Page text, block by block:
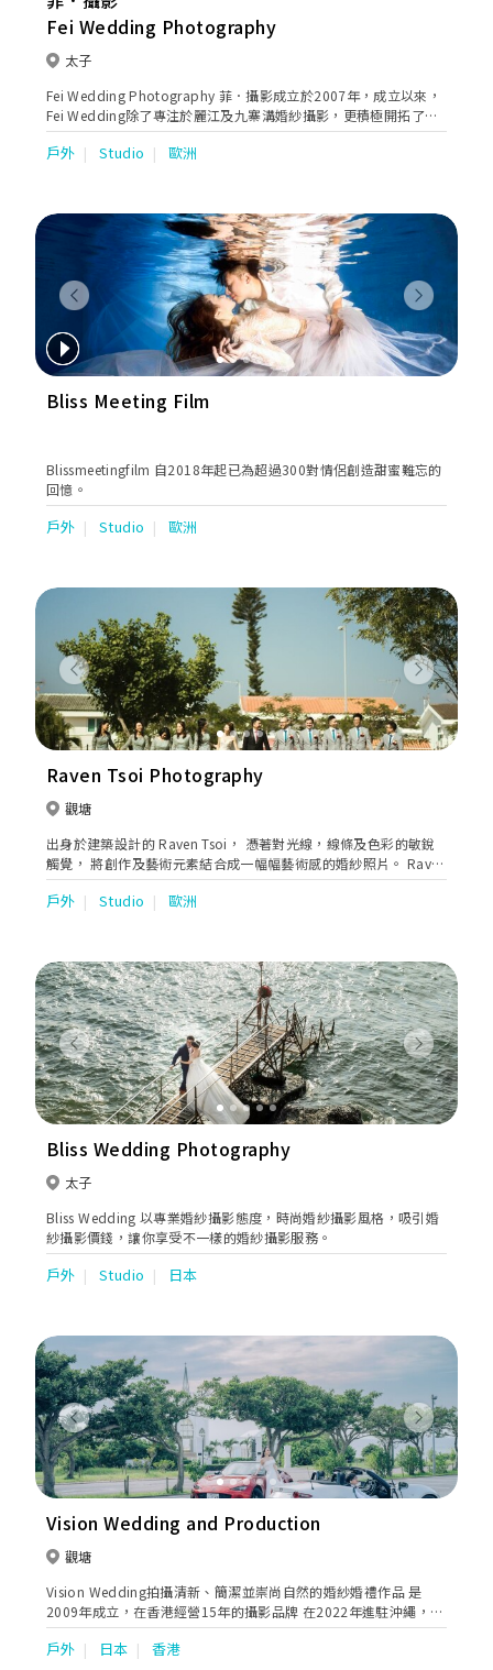
Fei Wedding Photography
太子
Fei Wedding Photography 菲．攝影成立於2007年，成立以來，
Fei Wedding除了專注於麗江及九寨溝婚紗攝影，更積極開拓了其
他不同類型的婚紗攝影服務，吸引無數追求與眾不同的香港新人，
並憑實力贏取多項殊榮，備受肯定。
戶外 Studio 歐洲
Previous Next
Bliss Meeting Film
Blissmeetingfilm 自2018年起已為超過300對情侶創造甜蜜難忘的
回憶。
戶外 Studio 歐洲
Previous Next
Raven Tsoi Photography
觀塘
出身於建築設計的 Raven Tsoi， 憑著對光線，線條及色彩的敏銳
觸覺， 將創作及藝術元素結合成一幅幅藝術感的婚紗照片。 Raven
已累積超過60多個國際性獎項， 於2018年獲國際攝影組織 頒發
『世界十大婚禮攝影師』的名銜。 Raven亦曾為城中名人如903 DJ
戶外 Studio 歐洲
Previous Next
Bliss Wedding Photography
太子
Bliss Wedding 以專業婚紗攝影態度，時尚婚紗攝影風格，吸引婚
紗攝影價錢，讓你享受不一樣的婚紗攝影服務。
戶外 Studio 日本
Previous Next
Vision Wedding and Production
觀塘
Vision Wedding拍攝清新、簡潔並崇尚自然的婚紗婚禮作品 是
2009年成立，在香港經營15年的攝影品牌 在2022年進駐沖繩，並
在沖繩成立了株式會社，同時經營沖繩海外婚禮策略及教堂代訂一
站式海外婚禮服務，我們擁有駐日本的合法拍攝香港攝影化妝團隊
戶外 日本 香港